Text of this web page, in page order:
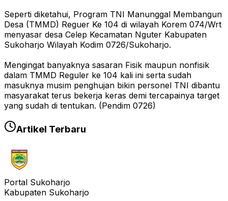
Seperti diketahui, Program TNI Manunggal Membangun
Desa (TMMD) Reguer Ke 104 di wilayah Korem 074/Wrt
menyasar desa Celep Kecamatan Nguter Kabupaten
Sukoharjo Wilayah Kodim 0726/Sukoharjo.
Mengingat banyaknya sasaran Fisik maupun nonfisik
dalam TMMD Reguler ke 104 kali ini serta sudah
masuknya musim penghujan bikin personel TNI dibantu
masyarakat terus bekerja keras demi tercapainya target
yang sudah di tentukan. (Pendim 0726)
Artikel Terbaru
Portal Sukoharjo
Kabupaten Sukoharjo